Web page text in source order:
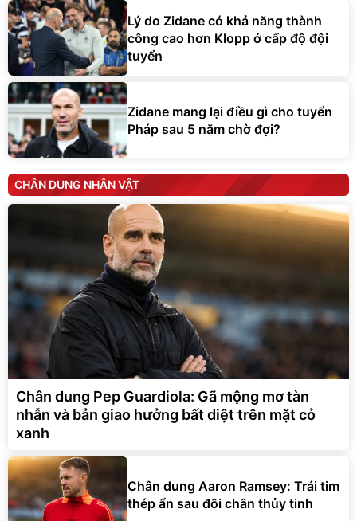
Lý do Zidane có khả năng thành
công cao hơn Klopp ở cấp độ đội
tuyển
Zidane mang lại điều gì cho tuyển
Pháp sau 5 năm chờ đợi?
CHÂN DUNG NHÂN VẬT
Chân dung Pep Guardiola: Gã mộng mơ tàn
nhẫn và bản giao hưởng bất diệt trên mặt cỏ
xanh
Chân dung Aaron Ramsey: Trái tim
thép ẩn sau đôi chân thủy tinh